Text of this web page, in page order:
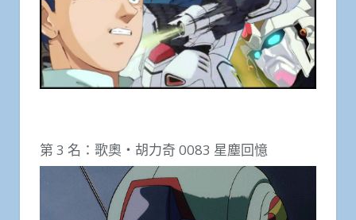
第 3 名：歌奧・胡力奇 0083 星塵回憶